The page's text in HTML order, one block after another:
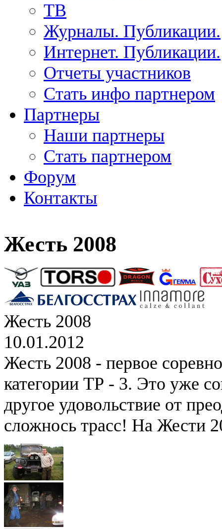
ТВ
Журналы. Публикации.
Интернет. Публикации.
Отчеты участников
Стать инфо партнером
Партнеры
Наши партнеры
Стать партнером
Форум
Контакты
Жесть 2008
Жесть 2008
10.01.2012
Жесть 2008 - первое
категории ТР - 3. Это уже
другое удовольствие от
сложнось трасс! На Жести